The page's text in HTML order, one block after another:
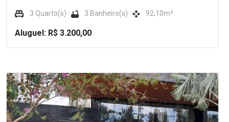
3 Quarto(s) · 3 Banheiro(s) · 92,10m²
Aluguel: R$ 3.200,00